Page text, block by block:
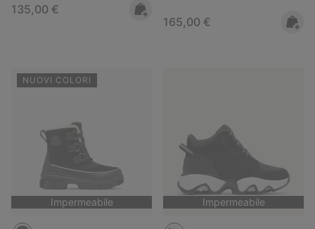
Regular price:
135,00 €
Regular price:
165,00 €
NUOVI COLORI
Impermeabile Impermeabile